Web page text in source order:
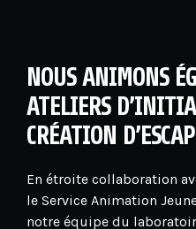
NOUS ANIMONS
ATELIERS
CRÉATION
En étroite collaboration
le Service Animation
notre équipe du